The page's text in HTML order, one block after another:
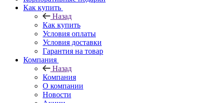
Как купить
Назад
Как купить
Условия оплаты
Условия доставки
Гарантия на товар
Компания
Назад
Компания
О компании
Новости